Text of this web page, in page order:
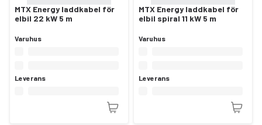
MTX Energy laddkabel för
elbil 22 kW 5 m
Varuhus
Leverans
MTX Energy laddkabel för
elbil spiral 11 kW 5 m
Varuhus
Leverans